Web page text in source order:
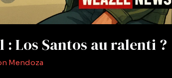
Los Santos au ralenti ?
Mendoza